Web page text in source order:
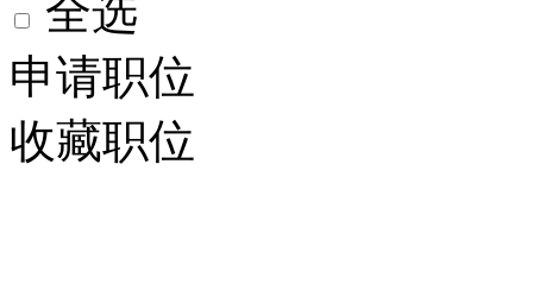
全选
申请职位
收藏职位